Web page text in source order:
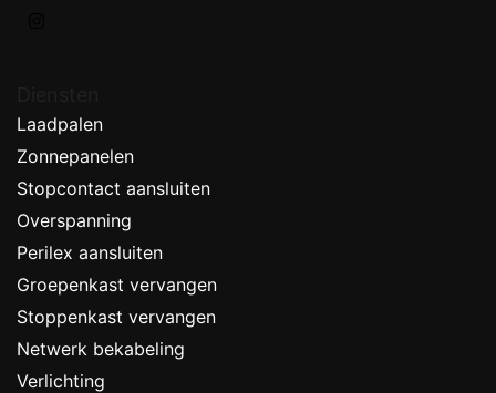
Laadpalen
Zonnepanelen
Stopcontact aansluiten
Overspanning
Perilex aansluiten
Groepenkast vervangen
Stoppenkast vervangen
Netwerk bekabeling
Verlichting